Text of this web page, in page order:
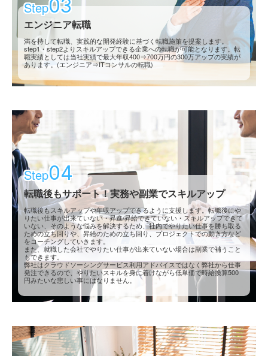
Step03
エンジニア転職
満を持して転職、実践的な開発経験に基づく転職施策を提案します。
step1・step2よりスキルアップできる企業への転職が可能となります。転
職実績としては当社実績で最大年収400⇒700万円の300万アップの実績が
あります。(エンジニア⇒ITコンサルの転職)
Step04
転職後もサポート！実務や副業でスキルアップ
転職後もスキルアップや年収アップできるように支援します。転職後にや
りたい仕事が出来ていない・昇進/昇給できていない・スキルアップできて
いない、そのような悩みを解決するため、社内でやりたい仕事を勝ち取る
ための立ち回りや、昇給のための立ち回り、プロジェクトでの動き方など
をコーチングしていきます。
また、就職した会社でやりたい仕事が出来ていない場合は副業で補うこと
もできます。
弊社はクラウドソーシングサービス利用アドバイスではなく弊社から仕事
発注できるので、やりたいスキルを身に着けながら低単価で時給換算500
円みたいな悲しい事にはなりません。